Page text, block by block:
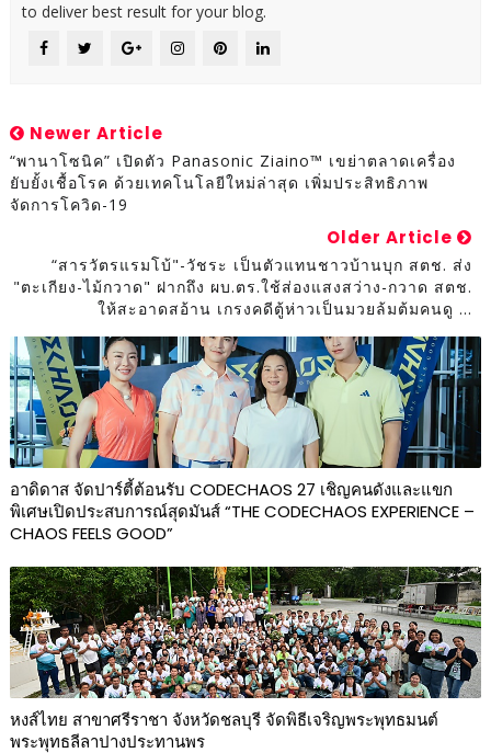
to deliver best result for your blog.
Newer Article
“พานาโซนิค” เปิดตัว Panasonic Ziaino™ เขย่าตลาดเครื่อง
ยับยั้งเชื้อโรค ด้วยเทคโนโลยีใหม่ล่าสุด เพิ่มประสิทธิภาพ
จัดการโควิด-19
Older Article
“สารวัตรแรมโบ้"-วัชระ เป็นตัวแทนชาวบ้านบุก สตช. ส่ง
"ตะเกียง-ไม้กวาด" ฝากถึง ผบ.ตร.ใช้ส่องแสงสว่าง-กวาด สตช.
ให้สะอาดสอ้าน เกรงคดีตู้ห่าวเป็นมวยล้มต้มคนดู ...
อาดิดาส จัดปาร์ตี้ต้อนรับ CODECHAOS 27 เชิญคนดังและแขก
พิเศษเปิดประสบการณ์สุดมันส์ “THE CODECHAOS EXPERIENCE –
CHAOS FEELS GOOD”
หงส์ไทย สาขาศรีราชา จังหวัดชลบุรี จัดพิธีเจริญพระพุทธมนต์
พระพุทธลีลาปางประทานพร